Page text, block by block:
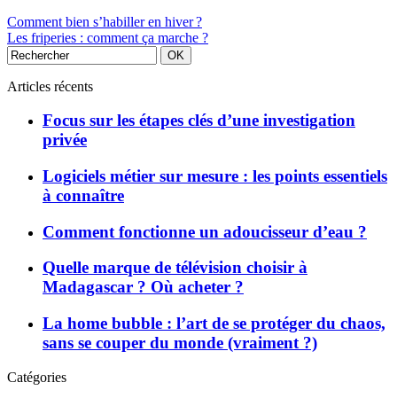
Comment bien s’habiller en hiver ?
Les friperies : comment ça marche ?
Articles récents
Focus sur les étapes clés d’une investigation
privée
Logiciels métier sur mesure : les points essentiels
à connaître
Comment fonctionne un adoucisseur d’eau ?
Quelle marque de télévision choisir à
Madagascar ? Où acheter ?
La home bubble : l’art de se protéger du chaos,
sans se couper du monde (vraiment ?)
Catégories